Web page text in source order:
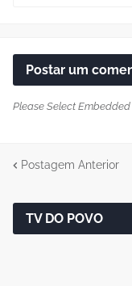
Postar um
Please Select Embedded
Postagem Anterior
TV DO POVO